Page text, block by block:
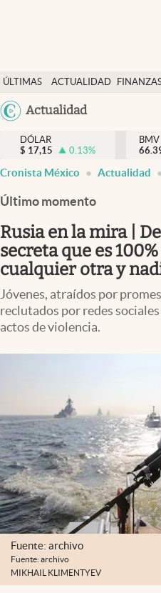
ÚLTIMAS
NOTICIAS
ACTUALIDAD
Actualidad
Actualidad
Finanzas y economía
Dólar y mercados
Opinión
Pc y celular
Vida y estilo
Tv
Clima
Espiritualidad
abre en nueva pestaña
México
DÓLAR
$ 17,15 0.13%
BMV
Cronista México Actualidad
Último momento
Rusia en la mira |
secreta que es
cualquier otra y
Jóvenes, atraídos por
reclutados por redes
actos de violencia.
Fuente: archivo
Fuente: archivo
MIKHAIL KLIMENTYEV